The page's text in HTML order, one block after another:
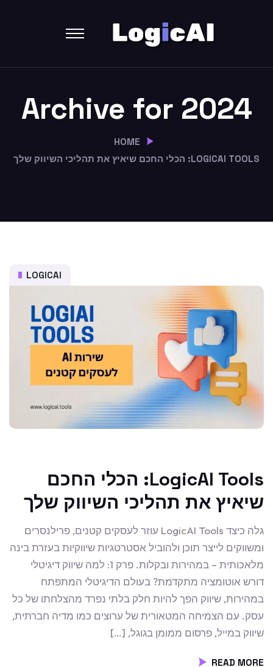
Archive for 2024
HOME
LOGICAI TOOLS: הכלי החכם שיאיץ את תהליכי השיווק שלך
LOGICAI
LogicAI Tools: הכלי החכם
שיאיץ את תהליכי השיווק שלך
גלה כיצד LogicAI Tools עוזר לעסקים קטנים, פרילנסרים
ומשווקים לייצר תוכן ולהוביל אסטרטגיות שיווקיות בעזרת בינה
מלאכותית – במהירות ובקלות. פרק 1: למה שיווק דיגיטלי
דורש אוטומציה מתקדמת? בעולם הדיגיטלי המתפתח
במהירות, שיווק הפך להיות חלק בלתי נפרד מהצלחתו של כל
עסק. עם הצמיחה המטאורית של ערוצים כמו מדיה חברתית,
שיווק במייל, פרסום ממומן בגוגל, […]
READ MORE